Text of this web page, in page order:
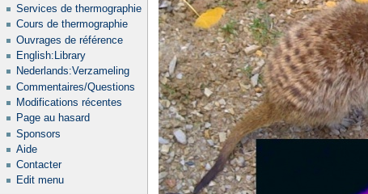
Services de thermographie
Cours de thermographie
Ouvrages de référence
English:Library
Nederlands:Verzameling
Commentaires/Questions
Modifications récentes
Page au hasard
Sponsors
Aide
Contacter
Edit menu